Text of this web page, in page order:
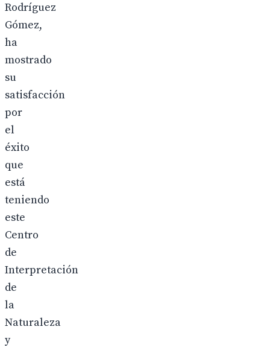
Rodríguez
Gómez,
ha
mostrado
su
satisfacción
por
el
éxito
que
está
teniendo
este
Centro
de
Interpretación
de
la
Naturaleza
y